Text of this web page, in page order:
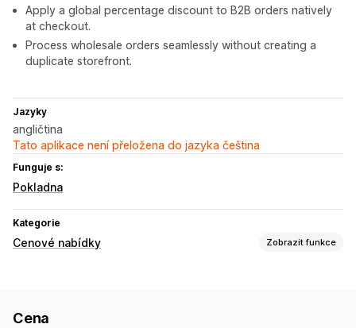
Apply a global percentage discount to B2B orders natively
at checkout.
Process wholesale orders seamlessly without creating a
duplicate storefront.
Jazyky
angličtina
Tato aplikace není přeložena do jazyka čeština
Funguje s:
Pokladna
Kategorie
Cenové nabídky Zobrazit funkce
Cena